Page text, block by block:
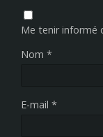
Me tenir informé
Nom *
E-mail *